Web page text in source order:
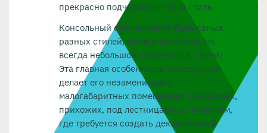
прекрасно подчеркивает Ваш стиль.
Консольный столик может быть самых
разных стилей, форм и размеров, но
всегда небольшой ширины (т.е. узкий).
Эта главная особенность конструкции
делает его незаменимым в
малогабаритных помещениях: коридорах,
прихожих, под лестницами, а также там,
где требуется создать декоративный